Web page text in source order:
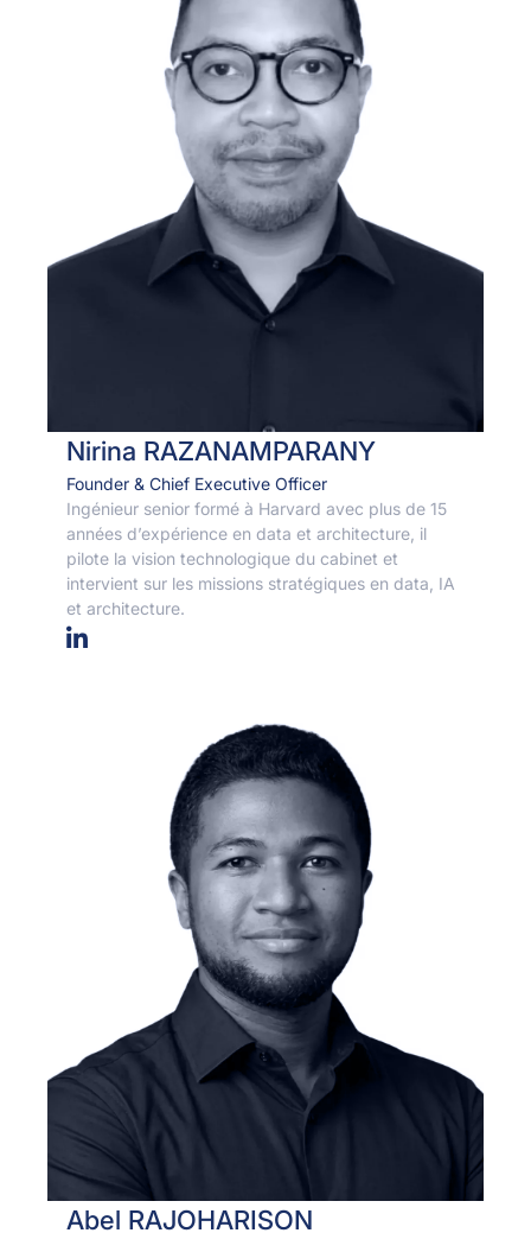
Nirina RAZANAMPARANY
Founder & Chief Executive Officer
Ingénieur senior formé à Harvard avec plus de 15
années d’expérience en data et architecture, il
pilote la vision technologique du cabinet et
intervient sur les missions stratégiques en data, IA
et architecture.
Abel RAJOHARISON